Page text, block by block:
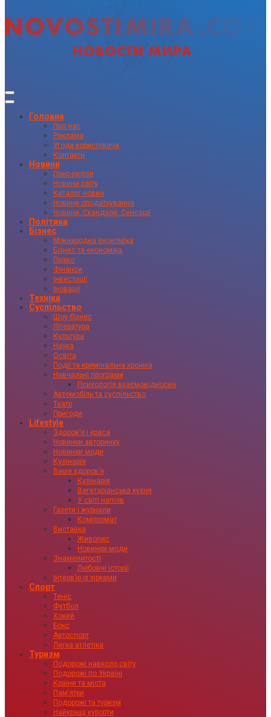
Головна
Про нас
Реклама
Угода користувача
Контакти
Новини
Прес-релізи
Новини світу
Каталог новин
Новини оподаткування
Новини, Скандали, Сенсації
Політика
Бізнес
Міжнародна економіка
Бізнес та економіка
Право
Фінанси
Інвестиції
Іновації
Техніка
Суспільство
Шоу-бізнес
Література
Культура
Наука
Освіта
Події та кримінальна хроніка
Навчальні програми
Психологія взаємовідносин
Автомобіль та суспільство
Театр
Пригоди
Lifestyle
Здоровʼя і краса
Новинки авторинку
Новинки моди
Кулінарія
Ваше здоровʼя
Кулінарія
Вегетаріанська кухня
У світі напоїв
Газети і журнали
Компромат
Виставка
Живопис
Новинки моди
Знаменитості
Любовні історії
Інтервʼю із зірками
Спорт
Теніс
Футбол
Хокей
Бокс
Автоспорт
Легка атлетіка
Туризм
Подорожі навколо світу
Подорожі по Україні
Країни та міста
Пам’ятки
Подорожі та туризм
Найкращі курорти